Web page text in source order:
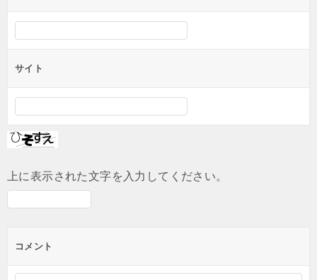
サイト
上に表示された文字を入力してください。
コメント